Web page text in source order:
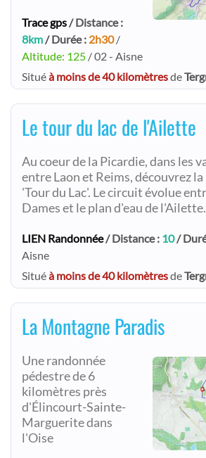
Trace gps/ Distance :
8km/ Durée : 2h30/
Altitude: 125 / 02 - Aisne
Situéà moins de 40 kilomètresde
Le tour du lac de l'Ailette
Au coeur de la Picardie, dans les
entre Laon et Reims, découvrez
'Tour du Lac'. Le circuit évolue
Dames et le plan d'eau de l'Ailette.
LIEN Randonnée/ Distance : 10/
Aisne
Situéà moins de 40 kilomètresde
La Montagne Paradis
Une randonnée
pédestre de 6
kilomètres près
d'Élincourt-Sainte-
Marguerite dans
l'Oise